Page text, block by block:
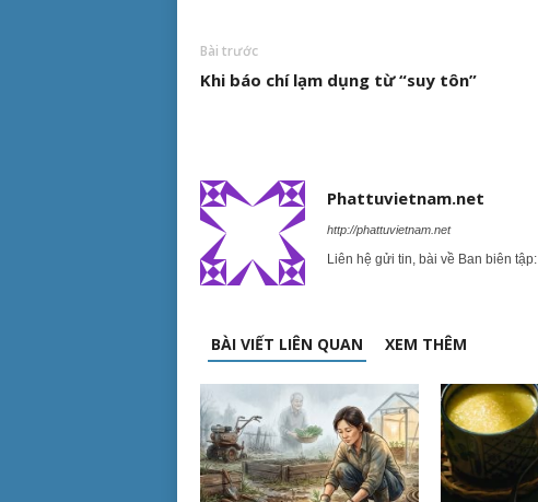
Bài trước
Khi báo chí lạm dụng từ “suy tôn”
Phattuvietnam.net
http://phattuvietnam.net
Liên hệ gửi tin, bài về Ban biên tập:
BÀI VIẾT LIÊN QUAN XEM THÊM